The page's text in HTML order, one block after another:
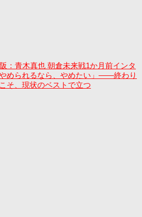
：青木真也 朝倉未来戦1か月前インタ
められるなら、やめたい」――終わり
そ、現状のベストで立つ